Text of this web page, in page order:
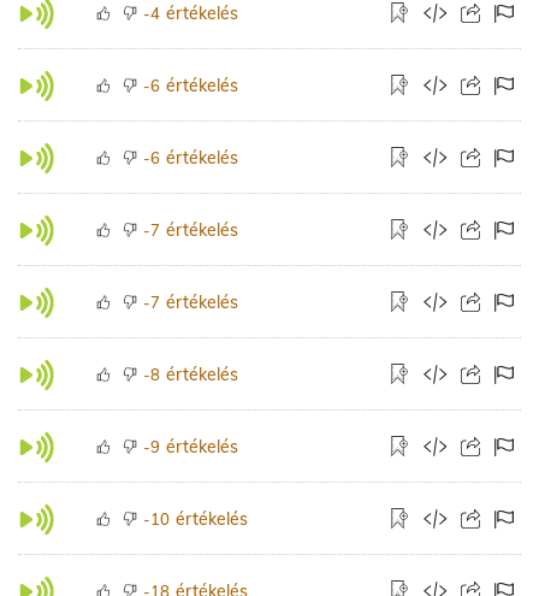
-4 értékelés
-6 értékelés
-6 értékelés
-7 értékelés
-7 értékelés
-8 értékelés
-9 értékelés
-10 értékelés
-18 értékelés